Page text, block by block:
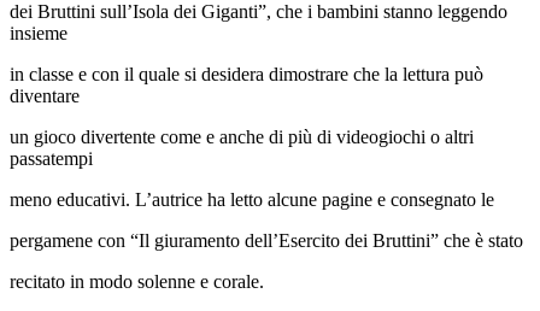
dei Bruttini sull’Isola dei Giganti”, che i bambini stanno leggendo
insieme
in classe e con il quale si desidera dimostrare che la lettura può
diventare
un gioco divertente come e anche di più di videogiochi o altri
passatempi
meno educativi. L’autrice ha letto alcune pagine e consegnato le
pergamene con “Il giuramento dell’Esercito dei Bruttini” che è stato
recitato in modo solenne e corale.